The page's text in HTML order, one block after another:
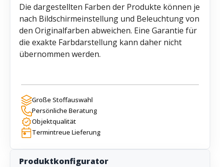
Die dargestellten Farben der Produkte können je
nach Bildschirmeinstellung und Beleuchtung von
den Originalfarben abweichen. Eine Garantie für
die exakte Farbdarstellung kann daher nicht
übernommen werden.
Große Stoffauswahl
Persönliche Beratung
Objektqualität
Termintreue Lieferung
Produktkonfigurator